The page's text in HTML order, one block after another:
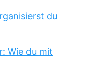
du
Wie du mit